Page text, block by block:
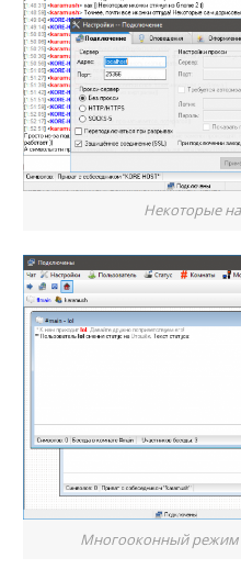
Некоторые
Многооконный режим